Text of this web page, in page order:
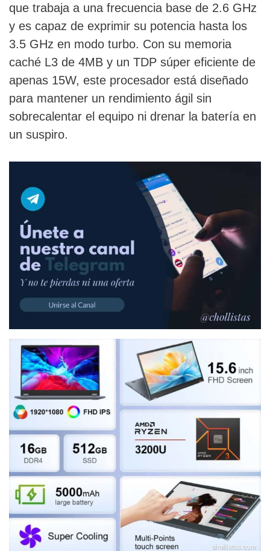
que trabaja a una frecuencia base de 2.6 GHz
y es capaz de exprimir su potencia hasta los
3.5 GHz en modo turbo. Con su memoria
caché L3 de 4MB y un TDP súper eficiente de
apenas 15W, este procesador está diseñado
para mantener un rendimiento ágil sin
sobrecalentar el equipo ni drenar la batería en
un suspiro.